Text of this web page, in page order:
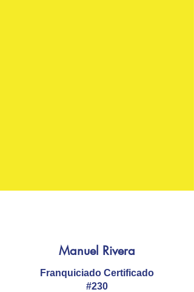
Manuel Rivera
Franquiciado Certificado
#230